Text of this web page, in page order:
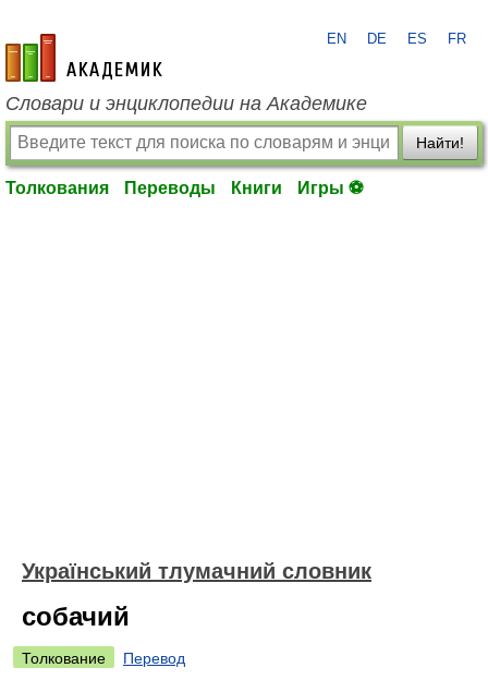
academic.ru
EN DE ES FR
Словари и энциклопедии на Академике
Найти!
Толкования Переводы Книги Игры ⚽
Український тлумачний словник
собачий
Толкование
Перевод